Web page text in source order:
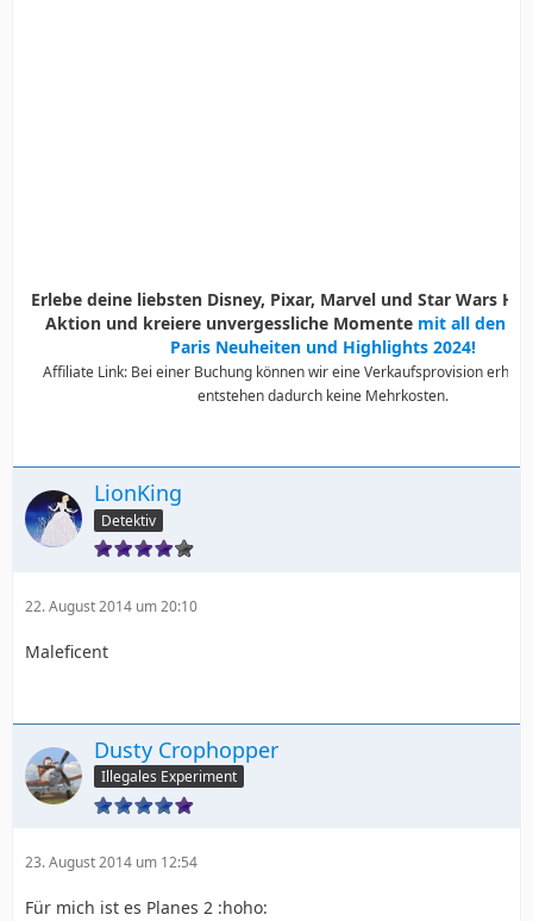
Erlebe deine liebsten Disney, Pixar, Marvel und Star Wars
Aktion und kreiere unvergessliche Momente mit all den
Paris Neuheiten und Highlights 2024!
Affiliate Link: Bei einer Buchung können wir eine Verkaufsprovision
entstehen dadurch keine Mehrkosten.
LionKing
Detektiv
22. August 2014 um 20:10
Maleficent
Dusty Crophopper
Illegales Experiment
23. August 2014 um 12:54
Für mich ist es Planes 2 :hoho: